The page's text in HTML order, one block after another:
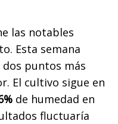
las notables
Esta semana
dos puntos más
El cultivo sigue en
de humedad en
fluctuaría